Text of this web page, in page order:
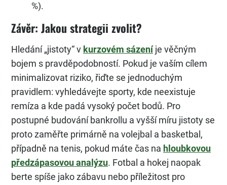
%).
Závěr: Jakou strategii zvolit?
Hledání „jistoty“ v kurzovém sázeníje věčným
bojem s pravděpodobností. Pokud je vaším cílem
minimalizovat riziko, řiďte se jednoduchým
pravidlem: vyhledávejte sporty, kde neexistuje
remíza a kde padá vysoký počet bodů. Pro
postupné budování bankrollu a vyšší míru jistoty se
proto zaměřte primárně na volejbal a basketbal,
případně na tenis, pokud máte čas na hloubkovou
předzápasovou analýzu. Fotbal a hokej naopak
berte spíše jako zábavu nebo příležitost pro